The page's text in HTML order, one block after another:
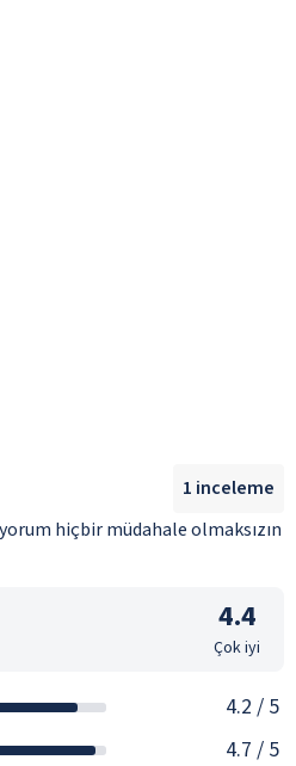
hiçbir müdahale olmaksızın
1 inceleme
4.4
Çok iyi
4.2 / 5
4.7 / 5